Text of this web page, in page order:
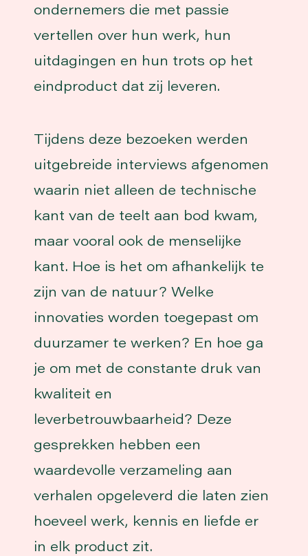
ondernemers die met passie
vertellen over hun werk, hun
uitdagingen en hun trots op het
eindproduct dat zij leveren.
Tijdens deze bezoeken werden
uitgebreide interviews afgenomen
waarin niet alleen de technische
kant van de teelt aan bod kwam,
maar vooral ook de menselijke
kant. Hoe is het om afhankelijk te
zijn van de natuur? Welke
innovaties worden toegepast om
duurzamer te werken? En hoe ga
je om met de constante druk van
kwaliteit en
leverbetrouwbaarheid? Deze
gesprekken hebben een
waardevolle verzameling aan
verhalen opgeleverd die laten zien
hoeveel werk, kennis en liefde er
in elk product zit.